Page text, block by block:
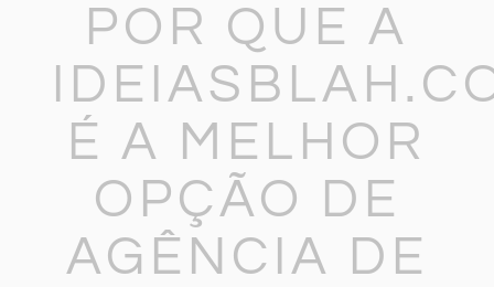
POR QUE A
É A MELHOR
OPÇÃO DE
AGÊNCIA DE